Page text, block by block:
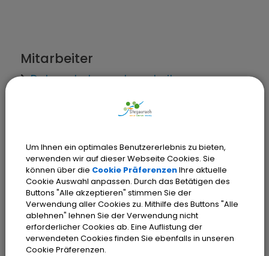
Mitarbeiter
Datenschutzangelegenheiten -
Verwaltungsleistungen
Datenschutz; Einreichung einer
Beschwerde an behördliche
Datenschutzbeauftragte bei bayerischen
Behörden
Datenschutz; Unterrichtung, Beratung
und Überwachung in öffentlichen Stellen
Um Ihnen ein optimales Benutzererlebnis zu bieten,
verwenden wir auf dieser Webseite Cookies. Sie
können über die Cookie PräferenzenIhre aktuelle
Cookie Auswahl anpassen. Durch das Betätigen des
Buttons "Alle akzeptieren" stimmen Sie der
Verwendung aller Cookies zu. Mithilfe des Buttons "Alle
ablehnen" lehnen Sie der Verwendung nicht
erforderlicher Cookies ab. Eine Auflistung der
verwendeten Cookies finden Sie ebenfalls in unseren
Cookie Präferenzen.